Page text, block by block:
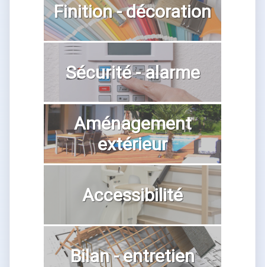
Finition - décoration
Sécurité - alarme
Aménagement
extérieur
Accessibilité
Bilan - entretien